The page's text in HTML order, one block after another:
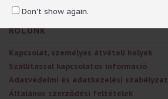
Don't show again.
RÓLUNK
Kapcsolat, személyes átvételi helyek
Szállítással kapcsolatos információ
Adatvédelmi és adatkezelési szabályzat
Általános szerződési feltételek